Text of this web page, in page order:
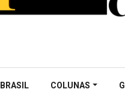
BRASIL COLUNAS